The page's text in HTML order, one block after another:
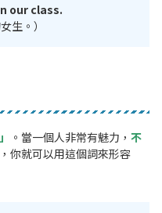
our class.
生。）
。當一個人非常有魅力， 不
你就可以用這個詞來形容